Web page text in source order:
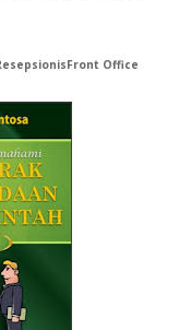
Office